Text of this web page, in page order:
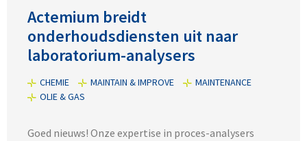
Actemium breidt
onderhoudsdiensten uit naar
laboratorium-analysers
CHEMIE MAINTAIN & IMPROVE
MAINTENANCE
OLIE & GAS
Goed nieuws! Onze expertise in proces-analysers